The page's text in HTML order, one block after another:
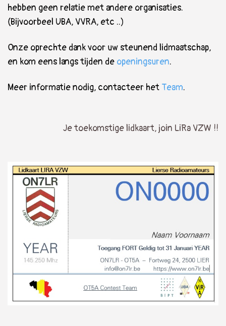
hebben geen relatie met andere organisaties.
(Bijvoorbeel UBA, VVRA, etc ..)
Onze oprechte dank voor uw steunend lidmaatschap,
en kom eens langs tijden de openingsuren.
Meer informatie nodig, contacteer het Team.
Je toekomstige lidkaart, join LiRa VZW !!